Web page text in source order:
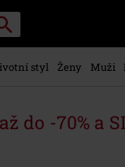
styl Ženy Muži
do -70% a